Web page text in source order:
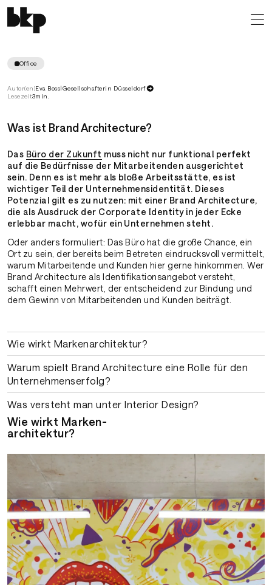
Spice up Your Corporate Identity
Brand Architecture spiegelt Unternehmensidentität und
Office
Autor(en)Eva Boss|Gesellschafterin Düsseldorf
Lesezeit3min.
Was ist Brand Archi­tecture?
Das Büro der Zukunft muss nicht nur funktional perfekt
auf die Bedürfnisse der Mitarbeitenden ausgerichtet
sein. Denn es ist mehr als bloße Arbeitsstätte, es ist
wichtiger Teil der Unternehmensidentität. Dieses
Potenzial gilt es zu nutzen: mit einer Brand Architecture,
die als Ausdruck der Corporate Identity in jeder Ecke
erlebbar macht, wofür ein Unternehmen steht.
Oder anders formuliert: Das Büro hat die große Chance, ein
Ort zu sein, der bereits beim Betreten eindrucksvoll vermittelt,
warum Mitarbeitende und Kunden hier gerne hinkommen. Wer
Brand Architecture als Identifikationsangebot versteht,
schafft einen Mehrwert, der entscheidend zur Bindung und
dem Gewinn von Mitarbeitenden und Kunden beiträgt.
Wie wirkt Marken­architektur?
Warum spielt Brand Architecture eine Rolle für den
Unternehmenserfolg?
Was versteht man unter Interior Design?
Wie wirkt Marken­
architektur?